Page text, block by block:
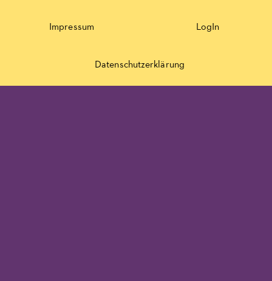
Impressum LogIn
Datenschutzerklärung